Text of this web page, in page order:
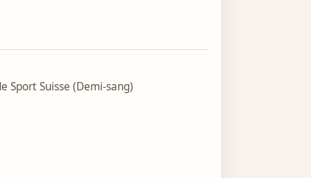
Sport Suisse (Demi-sang)